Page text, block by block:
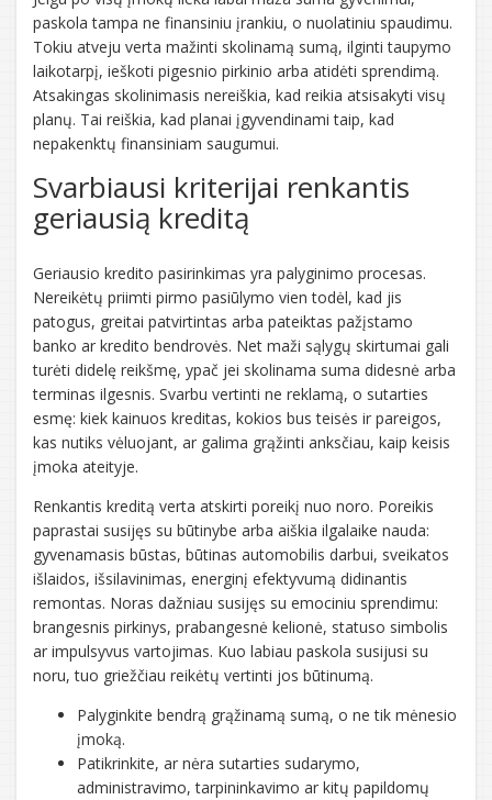
paskola tampa ne finansiniu įrankiu, o nuolatiniu spaudimu.
Tokiu atveju verta mažinti skolinamą sumą, ilginti taupymo
laikotarpį, ieškoti pigesnio pirkinio arba atidėti sprendimą.
Atsakingas skolinimasis nereiškia, kad reikia atsisakyti visų
planų. Tai reiškia, kad planai įgyvendinami taip, kad
nepakenktų finansiniam saugumui.
Svarbiausi kriterijai renkantis
geriausią kreditą
Geriausio kredito pasirinkimas yra palyginimo procesas.
Nereikėtų priimti pirmo pasiūlymo vien todėl, kad jis
patogus, greitai patvirtintas arba pateiktas pažįstamo
banko ar kredito bendrovės. Net maži sąlygų skirtumai gali
turėti didelę reikšmę, ypač jei skolinama suma didesnė arba
terminas ilgesnis. Svarbu vertinti ne reklamą, o sutarties
esmę: kiek kainuos kreditas, kokios bus teisės ir pareigos,
kas nutiks vėluojant, ar galima grąžinti anksčiau, kaip keisis
įmoka ateityje.
Renkantis kreditą verta atskirti poreikį nuo noro. Poreikis
paprastai susijęs su būtinybe arba aiškia ilgalaike nauda:
gyvenamasis būstas, būtinas automobilis darbui, sveikatos
išlaidos, išsilavinimas, energinį efektyvumą didinantis
remontas. Noras dažniau susijęs su emociniu sprendimu:
brangesnis pirkinys, prabangesnė kelionė, statuso simbolis
ar impulsyvus vartojimas. Kuo labiau paskola susijusi su
noru, tuo griežčiau reikėtų vertinti jos būtinumą.
Palyginkite bendrą grąžinamą sumą, o ne tik mėnesio
įmoką.
Patikrinkite, ar nėra sutarties sudarymo,
administravimo, tarpininkavimo ar kitų papildomų